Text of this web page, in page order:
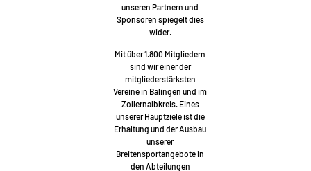
unseren Partnern und
Sponsoren spiegelt dies
wider.
Mit über 1.800 Mitgliedern
sind wir einer der
mitgliederstärksten
Vereine in Balingen und im
Zollernalbkreis. Eines
unserer Hauptziele ist die
Erhaltung und der Ausbau
unserer
Breitensportangebote in
den Abteilungen